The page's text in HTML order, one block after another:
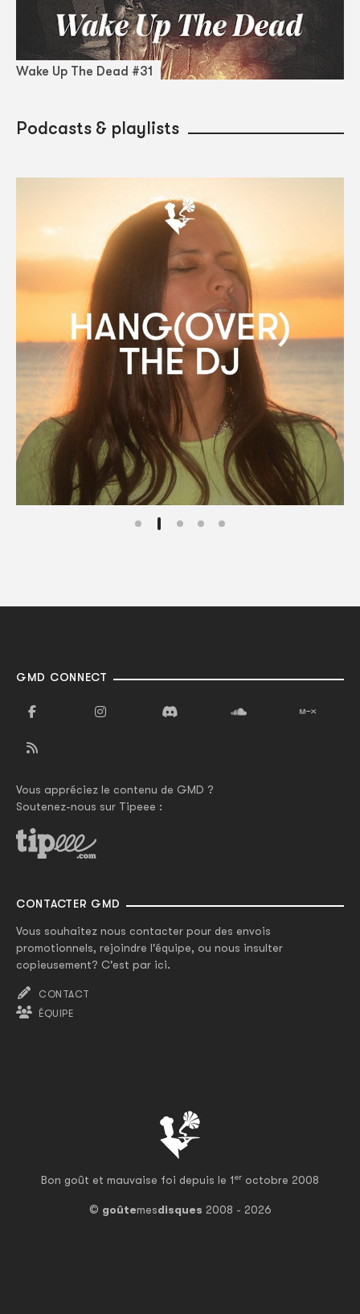
Wake Up The Dead #31
Podcasts & playlists
Bon goût et mauvaise foi depuis le 1er octobre 2008
© goûtemesdisques 2008 - 2026
GMD CONNECT
Vous appréciez le contenu de GMD ?
Soutenez-nous sur Tipeee :
CONTACTER GMD
Vous souhaitez nous contacter pour des envois
promotionnels, rejoindre l'équipe, ou nous insulter
copieusement? C'est par ici.
CONTACT
ÉQUIPE